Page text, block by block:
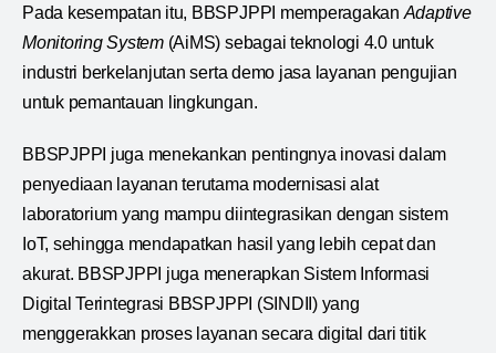
Pada kesempatan itu, BBSPJPPI memperagakan Adaptive
Monitoring System(AiMS) sebagai teknologi 4.0 untuk
industri berkelanjutan serta demo jasa layanan pengujian
untuk pemantauan lingkungan.
BBSPJPPI juga menekankan pentingnya inovasi dalam
penyediaan layanan terutama modernisasi alat
laboratorium yang mampu diintegrasikan dengan sistem
IoT, sehingga mendapatkan hasil yang lebih cepat dan
akurat. BBSPJPPI juga menerapkan Sistem Informasi
Digital Terintegrasi BBSPJPPI (SINDII) yang
menggerakkan proses layanan secara digital dari titik